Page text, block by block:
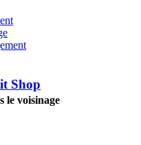
Shop
le voisinage